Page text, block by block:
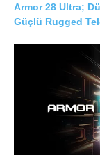
Armor 28 Ultra;
Güçlü Rugged